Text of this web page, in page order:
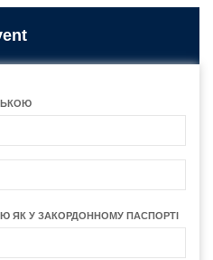
ЯК У ЗАКОРДОННОМУ ПАСПОРТІ